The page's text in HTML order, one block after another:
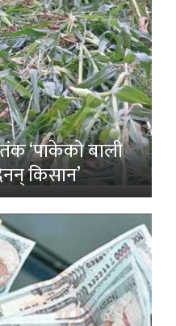
‘पाकेको बाली
किसान’